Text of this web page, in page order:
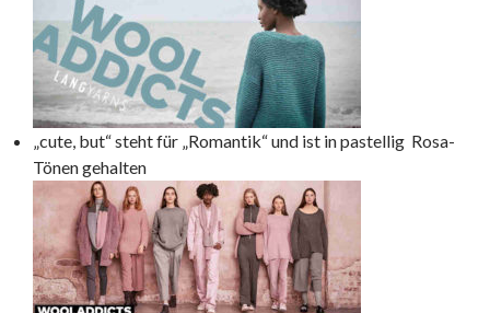
„cute, but“ steht für „Romantik“ und ist in pastellig Rosa-
Tönen gehalten